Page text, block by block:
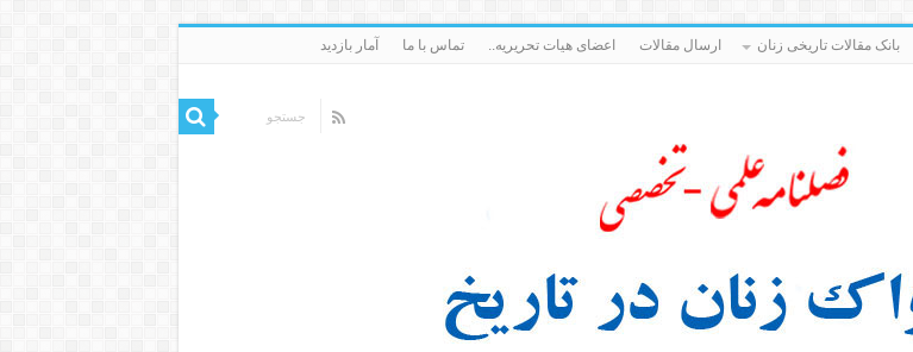
بانک مقالات تاریخی زنان ارسال مقالات اعضای هیات تحریریه.. تماس با ما آمار بازدید